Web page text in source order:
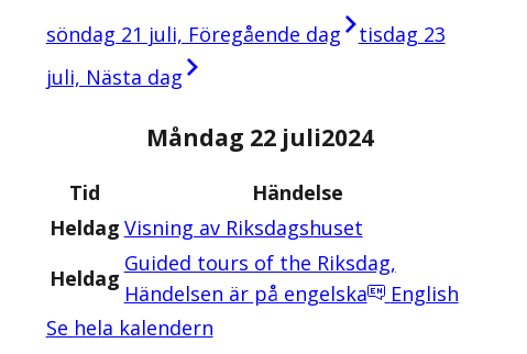
söndag 21 juli, Föregående dag
tisdag 23
juli, Nästa dag
Måndag 22 juli2024
Tid
Händelse
Heldag Visning av Riksdagshuset
Heldag
Guided tours of the Riksdag,
Händelsen är på engelska
English
Se hela kalendern